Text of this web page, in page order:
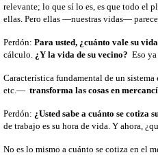
relevante; lo que sí lo es, es que todo el
ellas. Pero ellas —nuestras vidas—
Perdón: Para usted, ¿cuánto vale su
cálculo. ¿Y la vida de su vecino? Eso
Característica fundamental de un
etc.— transforma las cosas en
Perdón: ¿Usted sabe a cuánto se cotiza
de trabajo es su hora de vida. Y ahora,
No es lo mismo a cuánto se cotiza en el